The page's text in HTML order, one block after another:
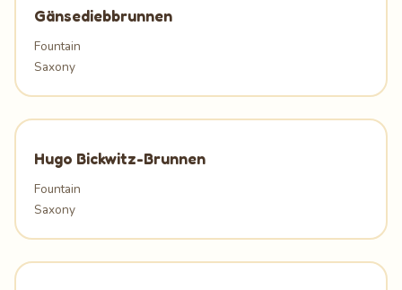
Gänsediebbrunnen
Fountain
Saxony
Hugo Bickwitz-Brunnen
Fountain
Saxony